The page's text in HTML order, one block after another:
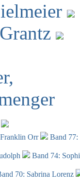
Orr
Band
Band 74:
70: Sabrina Lorenz